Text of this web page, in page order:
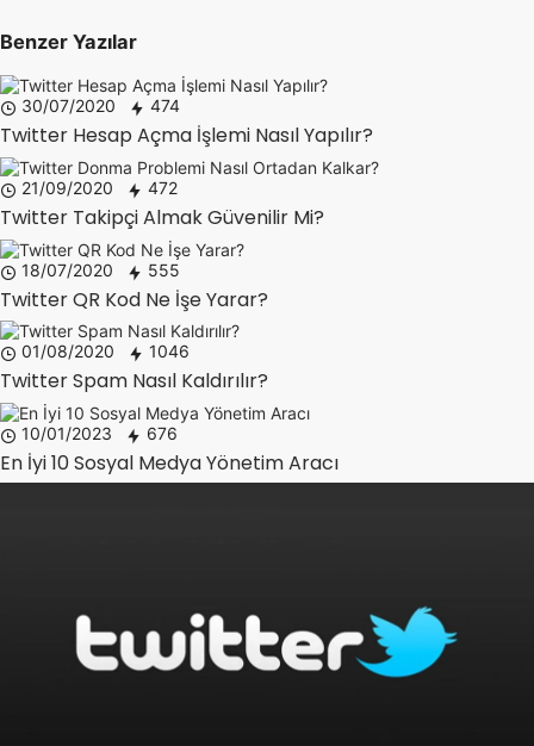
Benzer Yazılar
30/07/2020 474
Twitter Hesap Açma İşlemi Nasıl Yapılır?
21/09/2020 472
Twitter Takipçi Almak Güvenilir Mi?
18/07/2020 555
Twitter QR Kod Ne İşe Yarar?
01/08/2020 1046
Twitter Spam Nasıl Kaldırılır?
10/01/2023 676
En İyi 10 Sosyal Medya Yönetim Aracı